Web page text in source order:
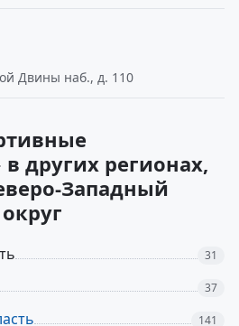
Двины наб., д. 110
других регионах,
Западный
31
37
141